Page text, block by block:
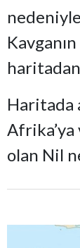
Haritada
Afrika’ya
olan Nil